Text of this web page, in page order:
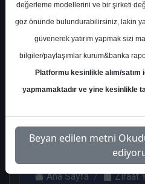
Kurum
22
10 2
Üstü
Get.
6
Çarşamba, 29 Nisan 2026
Ana Sayfa Ziraat
değerleme modellerini ve bir şirketi
göz önünde bulundurabilirsiniz, lakin
güvenerek yatırım yapmak sizi
bilgiler/paylaşımlar kurum&banka
Platformu kesinlikle alım/
yapmamaktadır ve yine kesinlikle
Beyan edilen metni Okudum,